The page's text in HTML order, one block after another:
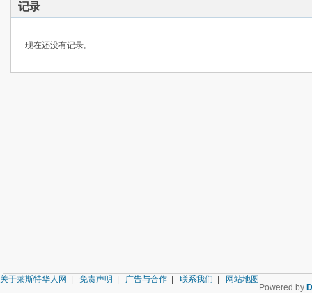
记录
现在还没有记录。
关于莱斯特华人网 免责声明 广告与合作 联系我们
网站地图
Powered by